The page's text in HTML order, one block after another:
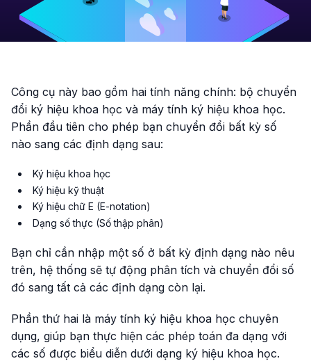
Công cụ này bao gồm hai tính năng chính: bộ chuyển
đổi ký hiệu khoa học và máy tính ký hiệu khoa học.
Phần đầu tiên cho phép bạn chuyển đổi bất kỳ số
nào sang các định dạng sau:
Ký hiệu khoa học
Ký hiệu kỹ thuật
Ký hiệu chữ E (E-notation)
Dạng số thực (Số thập phân)
Bạn chỉ cần nhập một số ở bất kỳ định dạng nào nêu
trên, hệ thống sẽ tự động phân tích và chuyển đổi số
đó sang tất cả các định dạng còn lại.
Phần thứ hai là máy tính ký hiệu khoa học chuyên
dụng, giúp bạn thực hiện các phép toán đa dạng với
các số được biểu diễn dưới dạng ký hiệu khoa học.